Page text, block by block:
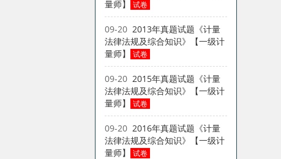
量师】
试卷
09-20 2013年真题试题《计量
法律法规及综合知识》【一级计
量师】
试卷
09-20 2015年真题试题《计量
法律法规及综合知识》【一级计
量师】
试卷
09-20 2016年真题试题《计量
法律法规及综合知识》【一级计
量师】
试卷